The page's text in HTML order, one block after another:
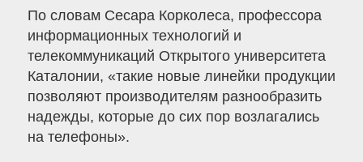
По словам Сесара Корколеса, профессора
информационных технологий и
телекоммуникаций Открытого университета
Каталонии, «такие новые линейки продукции
позволяют производителям разнообразить
надежды, которые до сих пор возлагались
на телефоны».